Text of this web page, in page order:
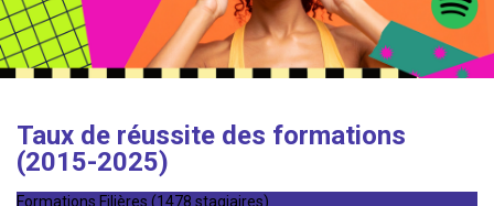
Taux de réussite des formations
(2015-2025)
Formations Filières (1478 stagiaires)